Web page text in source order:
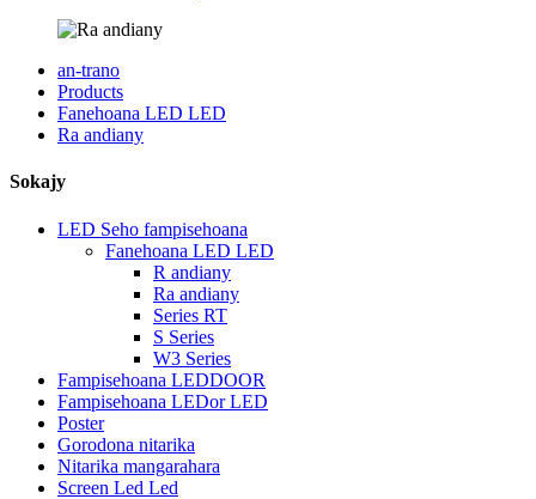
an-trano
Products
Fanehoana LED LED
Ra andiany
Sokajy
LED Seho fampisehoana
Fanehoana LED LED
R andiany
Ra andiany
Series RT
S Series
W3 Series
Fampisehoana LEDDOOR
Fampisehoana LEDor LED
Poster
Gorodona nitarika
Nitarika mangarahara
Screen Led Led